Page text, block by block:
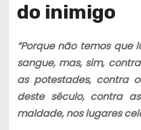
do inimigo
“Porque não temos
sangue, mas, sim,
as potestades, contra
deste século, contra
maldade, nos lugares